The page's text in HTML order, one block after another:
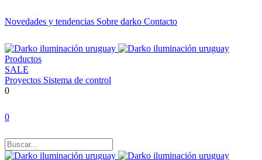
Novedades y tendencias Sobre darko Contacto
Productos
SALE
Proyectos Sistema de control
0
0